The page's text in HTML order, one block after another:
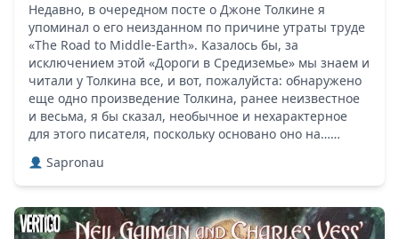
Недавно, в очередном посте о Джоне Толкине я
упоминал о его неизданном по причине утраты труде
«The Road to Middle-Earth». Казалось бы, за
исключением этой «Дороги в Средиземье» мы знаем и
читали у Толкина все, и вот, пожалуйста: обнаружено
еще одно произведение Толкина, ранее неизвестное
и весьма, я бы сказал, необычное и нехарактерное
для этого писателя, поскольку основано оно на……
Sapronau